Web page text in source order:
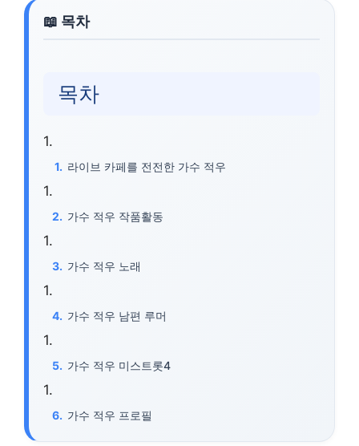
목차
라이브 카페를 전전한 가수 적우
가수 적우 작품활동
가수 적우 노래
가수 적우 남편 루머
가수 적우 미스트롯4
가수 적우 프로필